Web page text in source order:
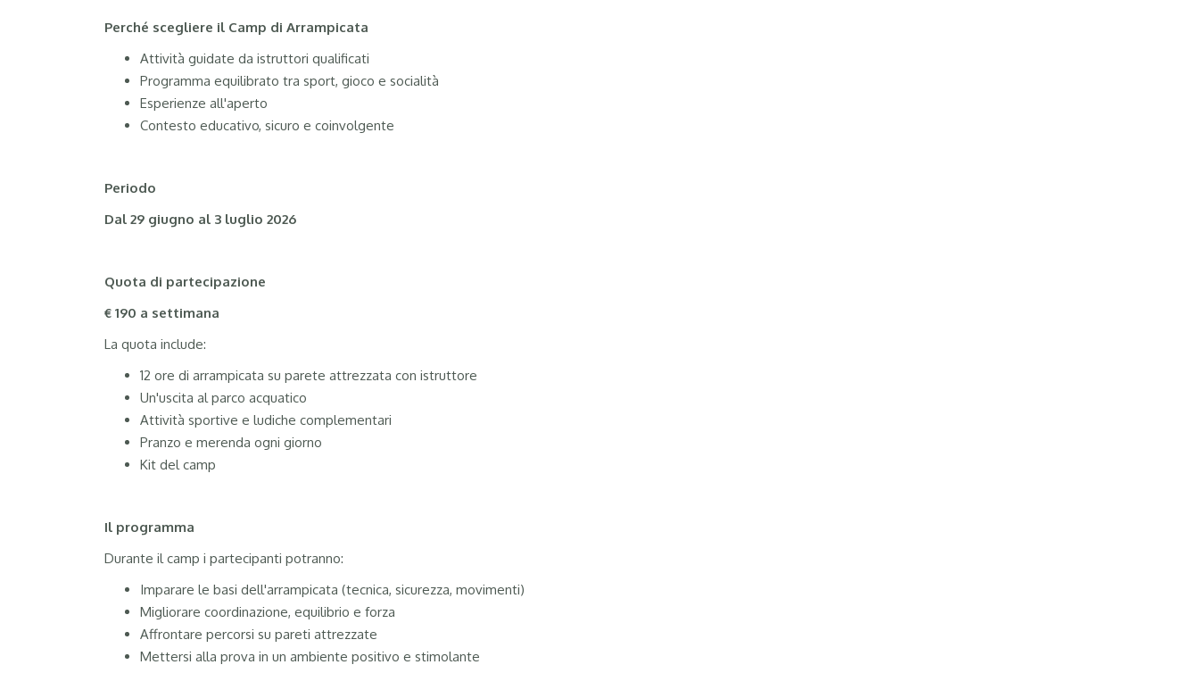
Perché scegliere il Camp di Arrampicata
Attività guidate da istruttori qualificati
Programma equilibrato tra sport, gioco e socialità
Esperienze all'aperto
Contesto educativo, sicuro e coinvolgente
Periodo
Dal 29 giugno al 3 luglio 2026
Quota di partecipazione
€ 190 a settimana
La quota include:
12 ore di arrampicata su parete attrezzata con istruttore
Un'uscita al parco acquatico
Attività sportive e ludiche complementari
Pranzo e merenda ogni giorno
Kit del camp
Il programma
Durante il camp i partecipanti potranno:
Imparare le basi dell'arrampicata (tecnica, sicurezza, movimenti)
Migliorare coordinazione, equilibrio e forza
Affrontare percorsi su pareti attrezzate
Mettersi alla prova in un ambiente positivo e stimolante